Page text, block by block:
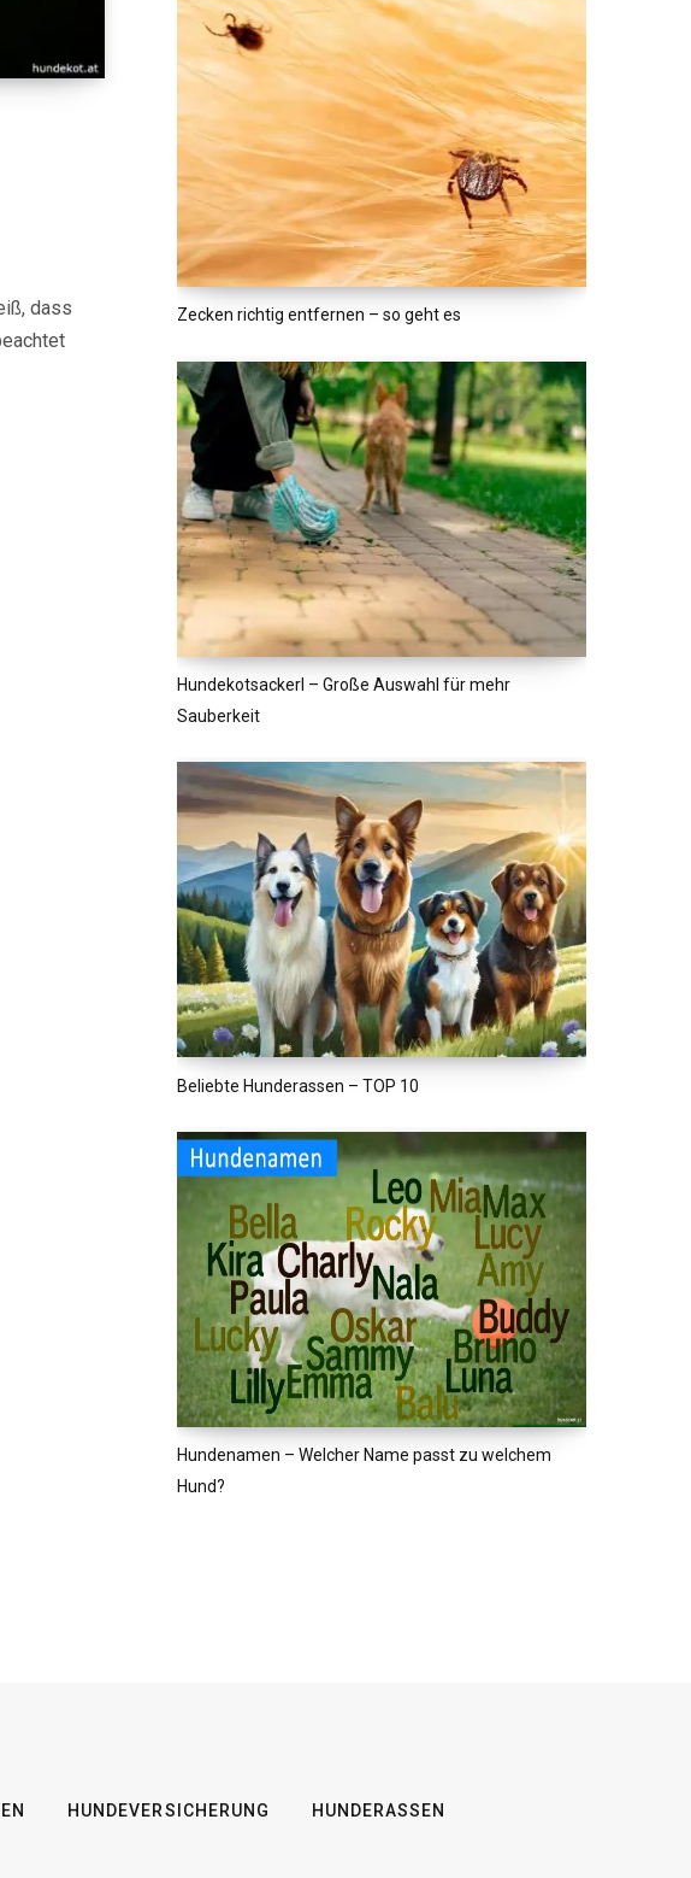
dass
Zecken richtig entfernen – so geht es
Hundekotsackerl – Große Auswahl für mehr
Sauberkeit
Beliebte Hunderassen – TOP 10
Hundenamen – Welcher Name passt zu welchem
Hund?
HUNDEVERSICHERUNG HUNDERASSEN